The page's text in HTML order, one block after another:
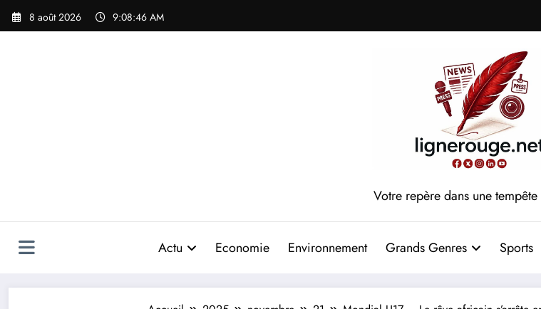
Aller
8 août 2026 9:08:48 AM
Votre repère dans une
Actu Economie Environnement Grands Genres Sports